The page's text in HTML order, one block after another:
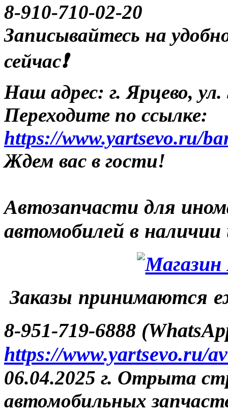
8-910-710-02-20
Записывайтесь на
сейчас❗️
Наш адрес: г. Ярцево,
Переходите по ссылке:
https://www.yartsevo.ru/
Ждем вас в гости!
Автозапчасти для
автомобилей в наличии
Заказы принимаются
8-951-719-6888
https://www.yartsevo.ru/
06.04.2025 г. Отрыта
автомобильных